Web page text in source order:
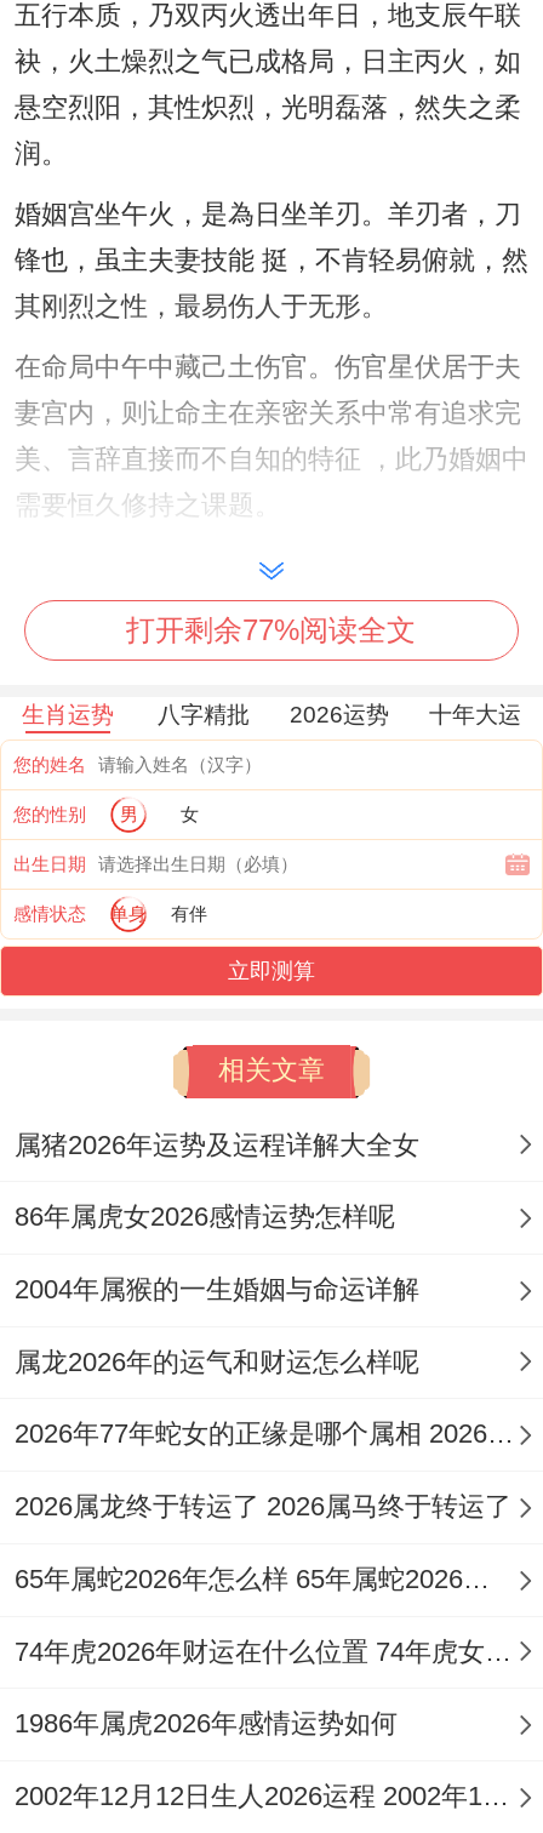
五行本质，乃双丙火透出年日，地支辰午联
袂，火土燥烈之气已成格局，日主丙火，如
悬空烈阳，其性炽烈，光明磊落，然失之柔
润。
婚姻宫坐午火，是為日坐羊刃。羊刃者，刀
锋也，虽主夫妻技能 挺，不肯轻易俯就，然
其刚烈之性，最易伤人于无形。
在命局中午中藏己土伤官。伤官星伏居于夫
妻宫内，则让命主在亲密关系中常有追求完
美、言辞直接而不自知的特征 ，此乃婚姻中
需要恒久修持之课题。
再看夫星，女命以官杀为夫，此造水之官星
深藏于年支辰土水库之中微弱不明，即夫缘
看似不浅，实则正缘来得朦胧，或需大运流
年引出，方得清晰。
出生生肖辰龙，与夫妻宫午马，虽无直接刑
冲，然龙性腾跃，马性奔驰，皆是动象，主
婚姻生活难以平淡如水，多有动态变化，或
为事业奔波而聚少离多，或为思想碰撞而时
常论辩。
十年一运，干支移气，命主婚姻之具体形
辰大运，木火通明，印比生扶日主过甚。
在比劫旺运上自我意识极度扩张。于情爱之
中易成为主导一方，然比肩亦分争之神，出
竞争者身影，或自身心性未定，情缘虽多却
强，然夫星水气受木之泄、土之克，更为衰
弱，故虽有婚恋之机，却常感对方不合己
等到转运癸卯，正官星透出天干，看似正缘
降临，然癸水坐卯木败地，气弱无比，又遭
亦如旱地之苗，需极度悉心呵护，才能存
打开剩余77%阅读全文
生肖运势 八字精批 2026运势 十年大运
您的姓名
您的性别 男 女
出生日期
感情状态 单身 有伴
立即测算
相关文章
属猪2026年运势及运程详解大全女
86年属虎女2026感情运势怎样呢
2004年属猴的一生婚姻与命运详解
属龙2026年的运气和财运怎么样呢
2026年77年蛇女的正缘是哪个属相 2026年77年属蛇人每月运势完整版
2026属龙终于转运了 2026属马终于转运了
65年属蛇2026年怎么样 65年属蛇2026年家有喜事吗
74年虎2026年财运在什么位置 74年虎女2026事业财运方位
1986年属虎2026年感情运势如何
2002年12月12日生人2026运程 2002年12月今年多大